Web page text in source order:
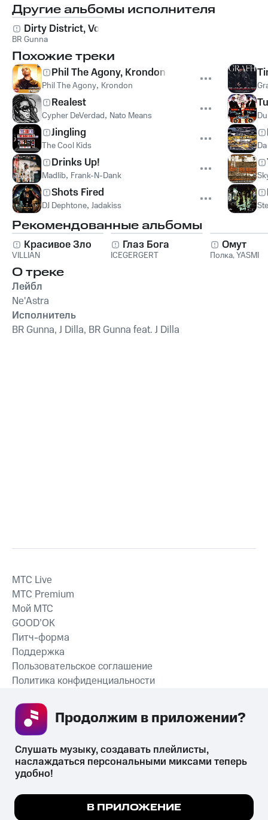
Другие альбомы исполнителя
Dirty District, Vol. 2
BR Gunna
Похожие треки
Phil The Agony, Krondon Freestyle
Phil The Agony, Krondon
Realest
Cypher DeVerdad, Nato Means
Jingling
The Cool Kids
Drinks Up!
Madlib, Frank-N-Dank
Shots Fired
DJ Dephtone, Jadakiss
Рекомендованные альбомы
Красивое Зло
VILLIAN
Глаз Бога
ICEGERGERT
Омут
Полка,YASMI
О треке
Лейбл
Ne'Astra
Исполнитель
BR Gunna, J Dilla, BR Gunna feat. J Dilla
СКАЧАТЬ ПРИЛОЖЕНИЕ
MTС Live
MTС Premium
Мой МТС
GOOD’OK
Питч-форма
Поддержка
Пользовательское соглашение
Политика конфиденциальности
психотропных веществ, их аналогов причиняет вред здоровью,
их незаконный оборот запрещён и влечёт установленную
Мы используем куки, чтобы на сайте все
Подробнее
Слушать музыку, создавать плейлисты,
наслаждаться персональными миксами теперь
удобно!
В ПРИЛОЖЕНИЕ